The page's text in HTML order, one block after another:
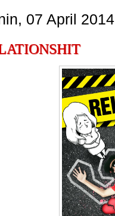
07 April 2014